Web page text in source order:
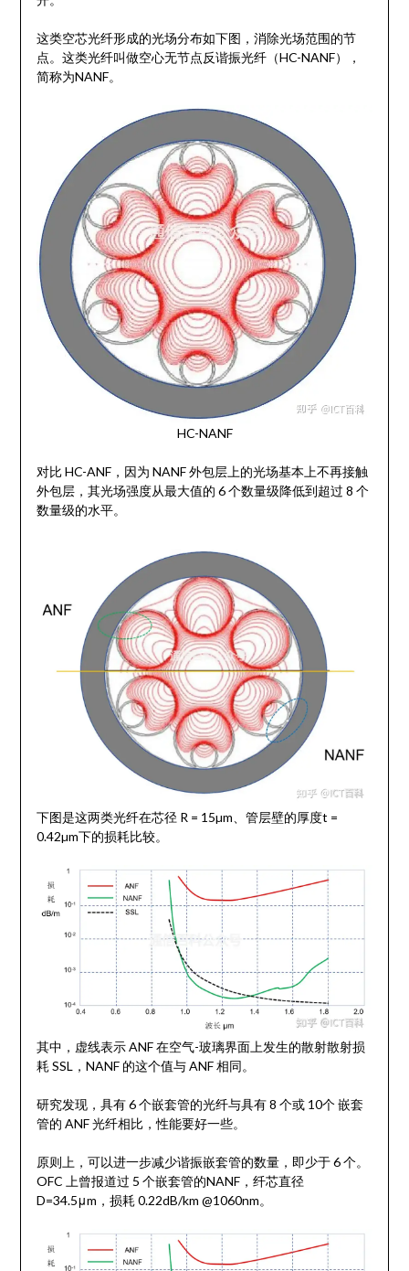
这类空芯光纤形成的光场分布如下图，消除光场范围的节
点。这类光纤叫做空心无节点反谐振光纤（HC-NANF），
简称为NANF。
HC-NANF
对比 HC-ANF，因为 NANF 外包层上的光场基本上不再接触
外包层，其光场强度从最大值的 6 个数量级降低到超过 8 个
数量级的水平。
下图是这两类光纤在芯径 R = 15µm、管层壁的厚度t =
0.42µm下的损耗比较。
其中，虚线表示 ANF 在空气-玻璃界面上发生的散射散射损
耗 SSL，NANF 的这个值与 ANF 相同。
研究发现，具有 6 个嵌套管的光纤与具有 8 个或 10个 嵌套
管的 ANF 光纤相比，性能要好一些。
原则上，可以进一步减少谐振嵌套管的数量，即少于 6 个。
OFC 上曾报道过 5 个嵌套管的NANF，纤芯直径
D=34.5μm，损耗 0.22dB/km @1060nm。